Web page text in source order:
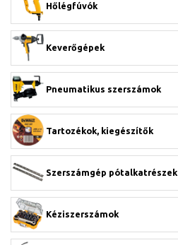
Hőlégfúvók
Keverőgépek
Pneumatikus szerszámok
Tartozékok, kiegészítők
Szerszámgép pótalkatrészek
Kéziszerszámok